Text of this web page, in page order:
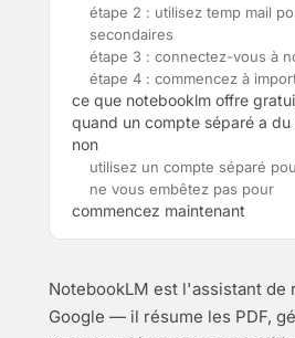
étape 2 : utilisez temp mail
secondaires
étape 3 : connectez-vous à
étape 4 : commencez à
ce que notebooklm offre
quand un compte séparé a
non
utilisez un compte séparé
ne vous embêtez pas pour
commencez maintenant
NotebookLM est l'assistant de
Google — il résume les PDF,